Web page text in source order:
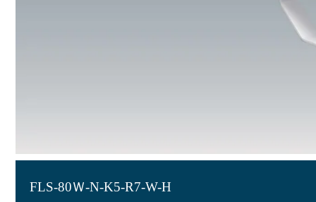
FLS-80Ｗ-N-K5-R7-W-H